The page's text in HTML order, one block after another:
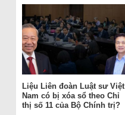
Liệu Liên đoàn Luật sư Việt
Nam có bị xóa sổ theo Chỉ
thị số 11 của Bộ Chính trị?